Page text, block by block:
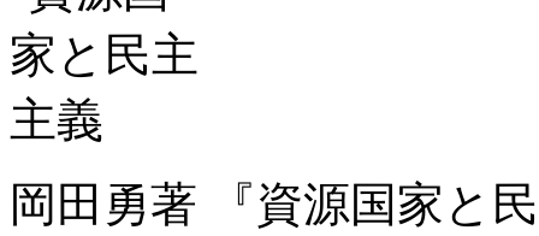
岡田勇著 『資源国家と